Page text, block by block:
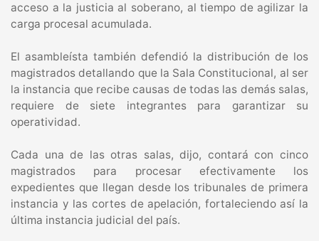
acceso a la justicia al soberano, al tiempo de agilizar la
carga procesal acumulada.
El asambleísta también defendió la distribución de los
magistrados detallando que la Sala Constitucional, al ser
la instancia que recibe causas de todas las demás salas,
requiere de siete integrantes para garantizar su
operatividad.
Cada una de las otras salas, dijo, contará con cinco
magistrados para procesar efectivamente los
expedientes que llegan desde los tribunales de primera
instancia y las cortes de apelación, fortaleciendo así la
última instancia judicial del país.